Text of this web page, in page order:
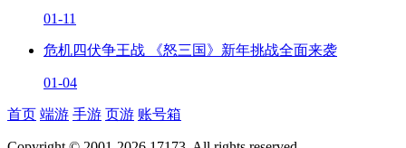
01-11
危机四伏争王战 《怒三国》新年挑战全面来袭
01-04
首页 端游 手游 页游 账号箱